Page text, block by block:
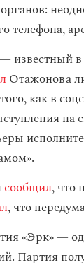
телефона,
в
Отажонова
как в
на
сообщил, что
, что
«Эрк» —
Партия